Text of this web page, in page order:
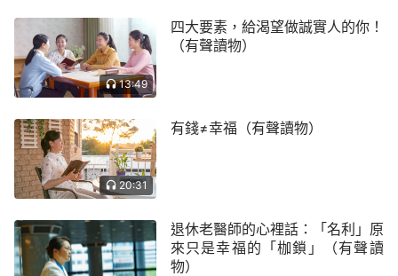
們哪，他不離開我們，他還與我們同在，還在地
上！」另一方面主耶穌復活向人顯現之後把恩典時代
的工作徹底打開了，帶領人從律法下走出來，進入新
的時代，凡是跟隨他的人都已知道主耶穌就是基督，
就是道成肉身的神，就是神自己，以此堅定了當時信
徒的信心，之後他的門徒都以主耶穌復活顯現為最大
異象，開始為主耶穌作見證，
的事實向人傳講，使主的
見，主耶穌復活顯現的意義就在此顯明了。
13:49
四大要素，給渴望做誠實人的你！
（有聲讀物）
20:31
有錢≠幸福（有聲讀物）
退休老醫師的心裡話：「名利」原
來只是幸福的「枷鎖」（有聲讀
物）